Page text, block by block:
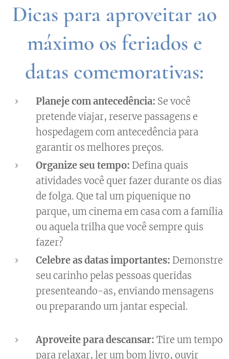
Dicas para aproveitar ao
máximo os feriados e
datas comemorativas:
Planeje com antecedência: Se você
pretende viajar, reserve passagens e
hospedagem com antecedência para
garantir os melhores preços. ✈️🏨
Organize seu tempo: Defina quais
atividades você quer fazer durante os dias
de folga. Que tal um piquenique no
parque, um cinema em casa com a família
ou aquela trilha que você sempre quis
fazer? 🌳🍿👨‍👩‍👧‍👦
Celebre as datas importantes: Demonstre
seu carinho pelas pessoas queridas
presenteando-as, enviando mensagens
ou preparando um jantar especial. 🎁💌
Aproveite para descansar: Tire um tempo
para relaxar, ler um bom livro, ouvir